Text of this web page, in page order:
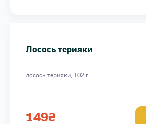
Лосось терияки
лосось терияки, 102 г
149₴